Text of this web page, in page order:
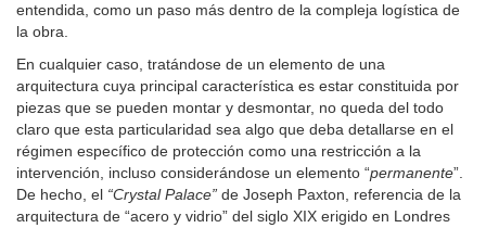
entendida, como un paso más dentro de la compleja logística de
la obra.
En cualquier caso, tratándose de un elemento de una
arquitectura cuya principal característica es estar constituida por
piezas que se pueden montar y desmontar, no queda del todo
claro que esta particularidad sea algo que deba detallarse en el
régimen específico de protección como una restricción a la
intervención, incluso considerándose un elemento “permanente”.
De hecho, el “Crystal Palace” de Joseph Paxton, referencia de la
arquitectura de “acero y vidrio” del siglo XIX erigido en Londres